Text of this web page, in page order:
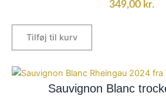
349,00 kr.
Tilføj til kurv
Sauvignon Blanc